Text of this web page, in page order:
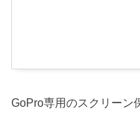
GoPro専用のスクリーン